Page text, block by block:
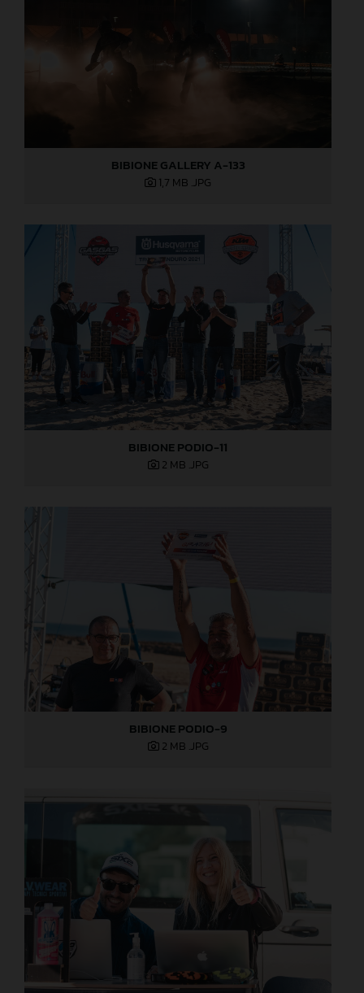
BIBIONE GALLERY A-133
1,7 MB .JPG
BIBIONE PODIO-11
2 MB .JPG
BIBIONE PODIO-9
2 MB .JPG